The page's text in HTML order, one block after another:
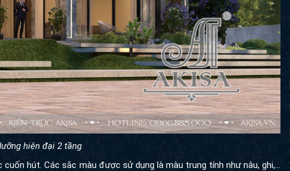
hiện đại 2 tầng
hút. Các sắc màu được sử dụng là màu trung tính như nâu, ghi,…